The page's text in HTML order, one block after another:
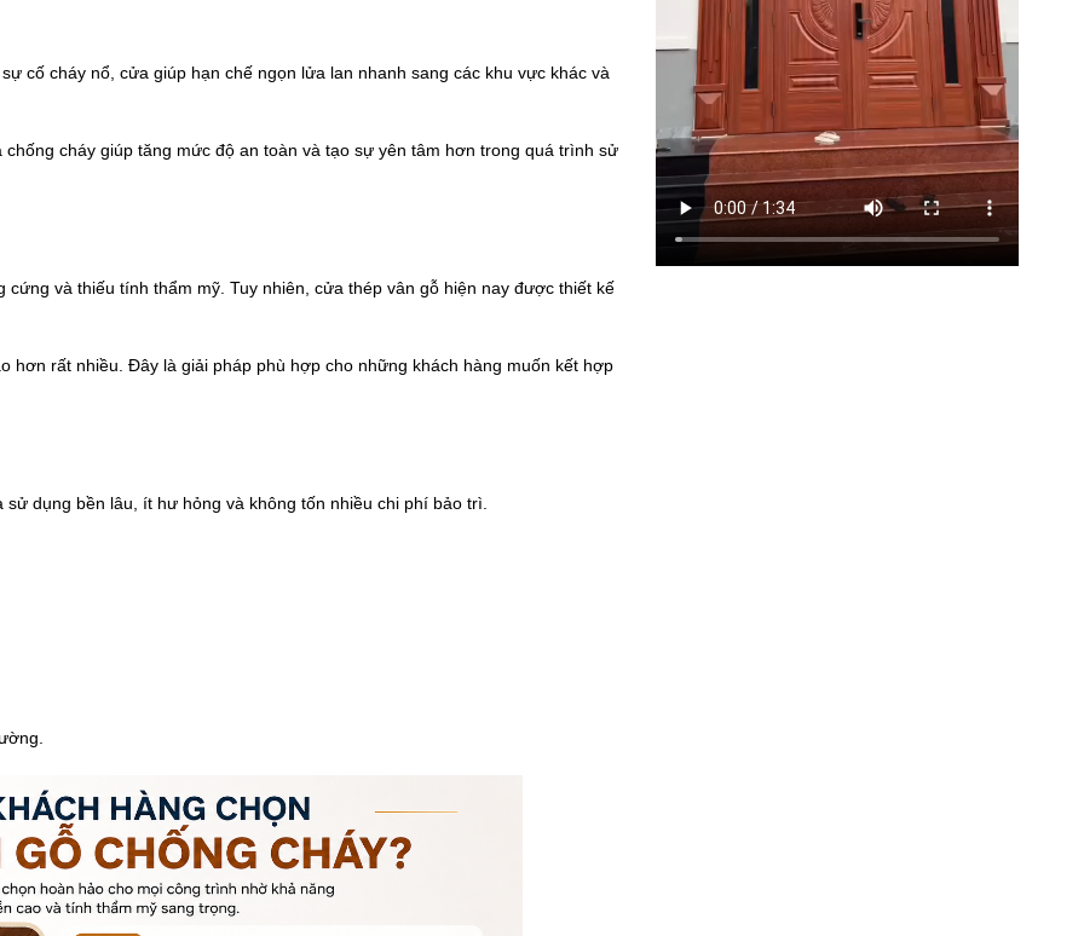
cố cháy nổ, cửa giúp hạn chế ngọn lửa lan nhanh sang các khu vực khác và
cháy giúp tăng mức độ an toàn và tạo sự yên tâm hơn trong quá trình sử
và thiếu tính thẩm mỹ. Tuy nhiên, cửa thép vân gỗ hiện nay được thiết kế
hơn rất nhiều. Đây là giải pháp phù hợp cho những khách hàng muốn kết hợp
dụng bền lâu, ít hư hỏng và không tốn nhiều chi phí bảo trì.